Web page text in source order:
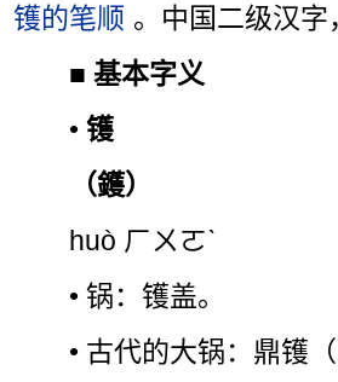
镬的笔顺 。中国二级汉字
■基本字义
•镬
（鑊）
huò ㄏㄨㄛˋ
• 锅：镬盖。
• 古代的大锅：鼎镬